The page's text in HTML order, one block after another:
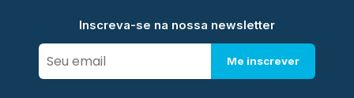
Inscreva-se na nossa newsletter
Me inscrever